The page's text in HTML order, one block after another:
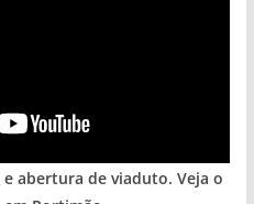
e abertura de viaduto. Veja o